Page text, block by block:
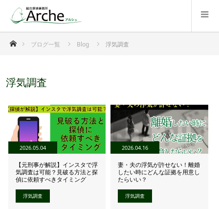
ホームブログ一覧 Blog 浮気調査
浮気調査
2026.05.04
【元刑事が解説】インスタで浮
気調査は可能？見破る方法と探
偵に依頼すべきタイミング
浮気調査
2026.04.16
妻・夫の浮気が許せない！離婚
したい時にどんな証拠を用意し
たらいい？
浮気調査